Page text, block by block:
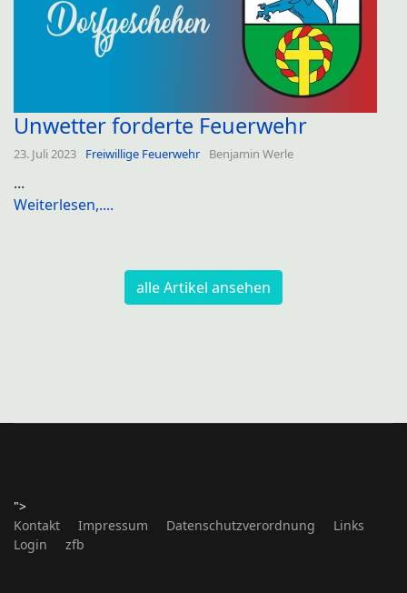
Unwetter forderte Feuerwehr
23. Juli 2023 Freiwillige Feuerwehr Benjamin Werle
...
Weiterlesen,....
alle Artikel ansehen
">
Kontakt
Impressum Datenschutzverordnung
Links
Login
zfb